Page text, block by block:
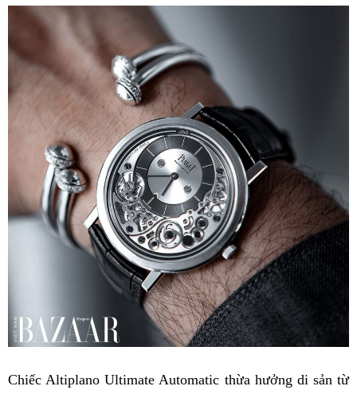
Chiếc Altiplano Ultimate Automatic thừa hưởng di sản từ